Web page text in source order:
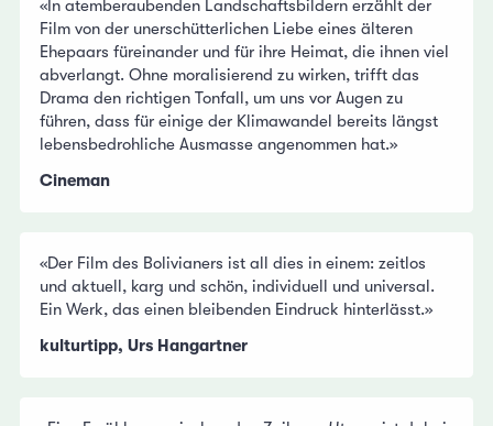
«In atemberaubenden Landschaftsbildern erzählt der
Film von der unerschütterlichen Liebe eines älteren
Ehepaars füreinander und für ihre Heimat, die ihnen viel
abverlangt. Ohne moralisierend zu wirken, trifft das
Drama den richtigen Tonfall, um uns vor Augen zu
führen, dass für einige der Klimawandel bereits längst
lebensbedrohliche Ausmasse angenommen hat.»
Cineman
«Der Film des Bolivianers ist all dies in einem: zeitlos
und aktuell, karg und schön, individuell und universal.
Ein Werk, das einen bleibenden Eindruck hinterlässt.»
kulturtipp, Urs Hangartner